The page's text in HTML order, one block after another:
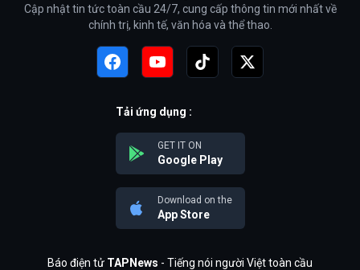
Cập nhật tin tức toàn cầu 24/7, cung cấp thông tin mới nhất về
chính trị, kinh tế, văn hóa và thể thao.
Tải ứng dụng :
GET IT ON
Google Play
Download on the
App Store
Báo điện tử TAPNews - Tiếng nói người Việt toàn cầu